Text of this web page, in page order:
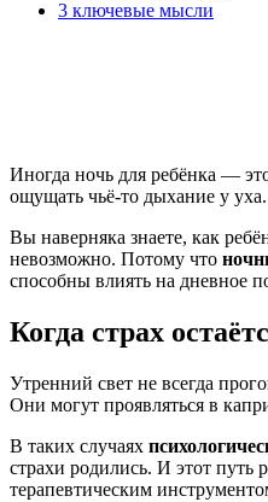
3 ключевые мысли
Иногда ночь для ребёнка —
ощущать чьё-то дыхание у уха.
Вы наверняка знаете, как
невозможно. Потому что
способны влиять на дневное
Когда страх
Утренний свет не всегда
Они могут проявляться в
В таких случаях
страхи родились. И этот
терапевтическим